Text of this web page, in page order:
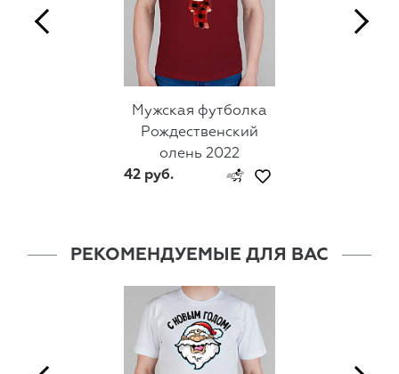
Мужская футболка
Рождественский
олень 2022
42 руб.
РЕКОМЕНДУЕМЫЕ ДЛЯ ВАС